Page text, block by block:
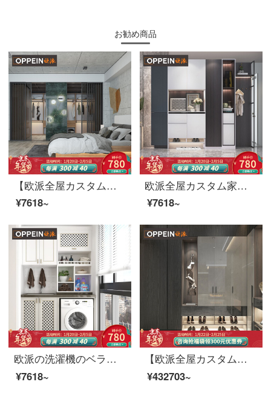
お勧め商品
【欧派全屋カスタムエッフェルシリーズ】全体開放式入室式クロークルームオーダーメイド現代工業風の軽豪華コートケース前払い金
¥7618~
欧派全屋カスタム家具レストランのサイドキャビネットのテーブルを挟んで、前払金が一体となっています。
¥7618~
欧派の洗濯機のベランダの戸棚の単箱は組み合わせてベランダの空間を注文して注文します。
¥7618~
【欧派全屋カスタムモダン時代のお客様レストランバッグシリーズ】レストラン家具＋カスタマイズ棚類お茶コーナー全室カスタマイズ設計イタリア風バッグ特恵セット価格提げバッグを持ってチェックインします。
¥432703~